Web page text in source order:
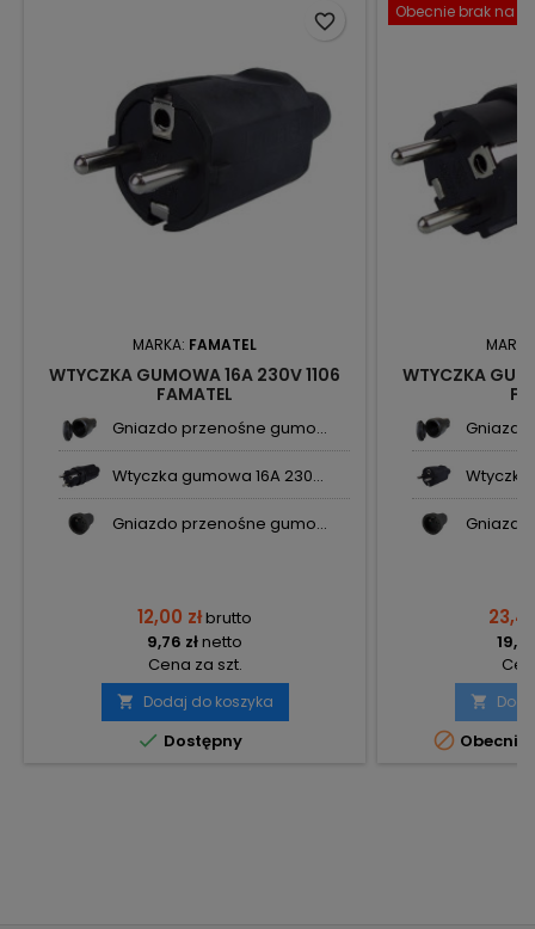
MARKA: FAMATEL
WTYCZKA GUMOWA 16A 230V 1106
FAMATEL
Gniazdo przenośne gumo...
Wtyczka gumowa 16A 230...
Gniazdo przenośne gumo...
12,00 złbrutto
9,76 złnetto
Cena za szt.
 Dodaj do koszyka
 Dostępny
favorite_border Obecnie brak na
WTYCZKA
Wtyczka

